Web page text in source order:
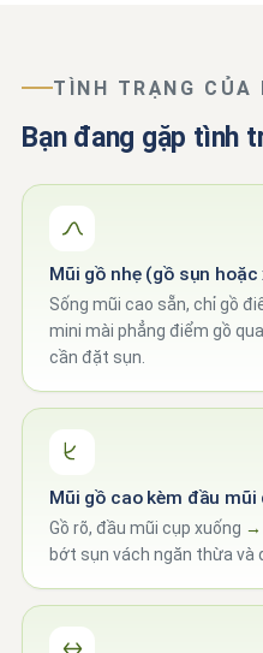
TÌNH TRẠNG
Bạn đang gặp tình
Mũi gồ nhẹ (gồ sụn
Sống mũi cao sẵn, chỉ gồ
mini mài phẳng điểm gồ
cần đặt sụn.
Mũi gồ cao kèm đầu
Gồ rõ, đầu mũi cụp xuống →
bớt sụn vách ngăn thừa và